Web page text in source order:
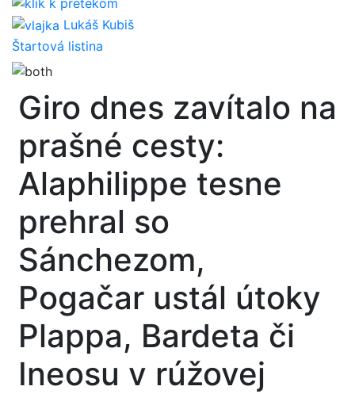
Lukáš Kubiš
Štartová listina
Giro dnes zavítalo na
prašné cesty:
Alaphilippe tesne
prehral so
Sánchezom,
Pogačar ustál útoky
Plappa, Bardeta či
Ineosu v rúžovej